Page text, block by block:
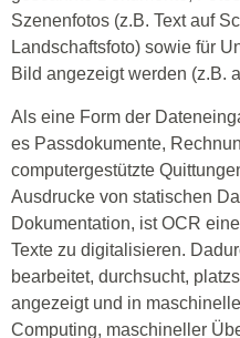
Szenenfotos (z.B. Text auf
Landschaftsfoto) sowie für
Bild angezeigt werden (z.B.
Als eine Form der
es Passdokumente,
computergestützte
Ausdrucke von statischen
Dokumentation, ist OCR
Texte zu digitalisieren.
bearbeitet, durchsucht,
angezeigt und in
Computing, maschineller